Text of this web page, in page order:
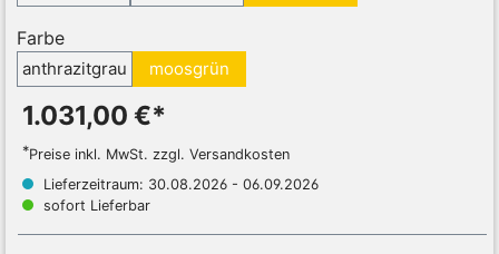
Farbe
anthrazitgrau moosgrün
1.031,00 €*
*Preise inkl. MwSt. zzgl. Versandkosten
Lieferzeitraum: 30.08.2026 - 06.09.2026
sofort Lieferbar